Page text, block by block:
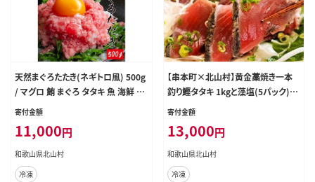
天然まぐろたたき(ネギトロ風) 500g
/ マグロ 鮪 まぐろ タタキ 魚 海鮮 海
鮮丼【uot807】
寄付金額
11,000円
和歌山県北山村
冷凍
【串本町×北山村】黄金藁焼き一本
釣り鰹タタキ 1kgと藻塩(5パック)の
セット【1か月以内に発送】 かつおの
02B】
寄付金額
13,000円
和歌山県北山村
冷凍